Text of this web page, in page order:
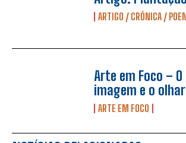
ARTIGO / CRÔNICA /
Arte em Foco –
imagem e o
ARTE EM FOCO